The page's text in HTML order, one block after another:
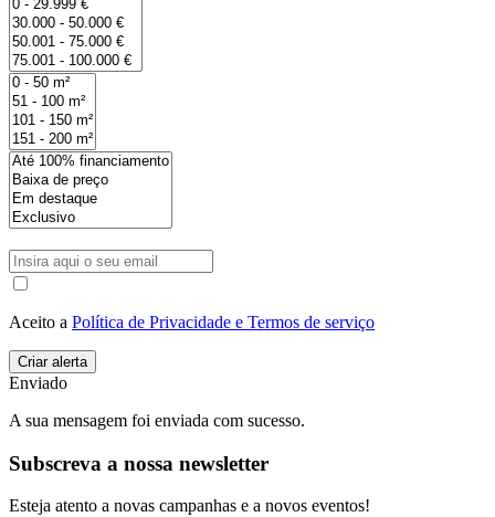
Aceito a Política de Privacidade e Termos de serviço
Enviado
A sua mensagem foi enviada com sucesso.
Subscreva a nossa newsletter
Esteja atento a novas campanhas e a novos eventos!